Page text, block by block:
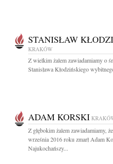
STANISŁAW
KRAKÓW
Z wielkim żalem zawiadamiamy o
Stanisława Kłodzińskiego
ADAM KORSKI
Z głębokim żalem zawiadamiamy,
września 2016 roku zmarł Adam
Najukochańszy...